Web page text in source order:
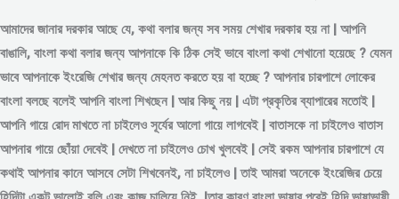
আমাদের জানার দরকার আছে যে, কথা বলার জন্য সব সময় শেখার দরকার হয় না | আপনি
বাঙালি, বাংলা কথা বলার জন্য আপনাকে কি ঠিক সেই ভাবে বাংলা কথা শেখানো হয়েছে ? যেমন
ভাবে আপনাকে ইংরেজি শেখার জন্য মেহনত করতে হয় বা হচ্ছে ? আপনার চারপাশে লোকের
বাংলা বলছে বলেই আপনি বাংলা শিখছেন | আর কিছু নয় | এটা প্রকৃতির ব্যাপারের মতোই |
আপনি গায়ে রোদ মাখতে না চাইলেও সূর্যের আলো গায়ে লাগবেই | বাতাসকে না চাইলেও বাতাস
আপনার গায়ে ছোঁয়া দেবেই | দেখতে না চাইলেও চোখ খুলবেই | সেই রকম আপনার চারপাশে যে
কথাই আপনার কানে আসবে সেটা শিখবেনই, না চাইলেও | তাই আমরা অনেকে ইংরেজির চেয়ে